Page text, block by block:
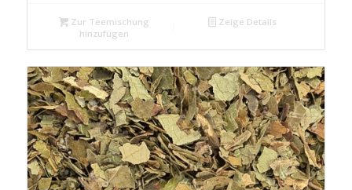
Zur Teemischung
hinzufügen
Zeige Details